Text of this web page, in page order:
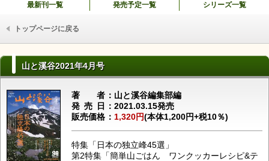
最新刊一覧 発売予定一覧 シリーズ一覧
トップページに戻る
山と溪谷2021年4月号
著者山と溪谷編集部編
発売日 2021.03.15発売
販売価格
1,320円(本体1,200円+税10％)
特集「日本の独立峰45選」
第2特集「簡単山ごはん ワンクッカーレシピ&テ